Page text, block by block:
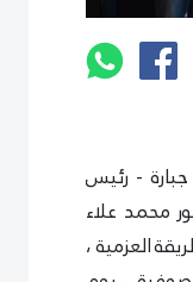
جبارة - رئيس
محمد علاء
العزمية ،